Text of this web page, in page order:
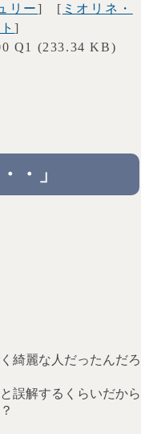
リー] [ ミオリネ・
]
Q1 (233.34 KB)
・」
綺麗な人だったんだろ
誤解するくらいだから